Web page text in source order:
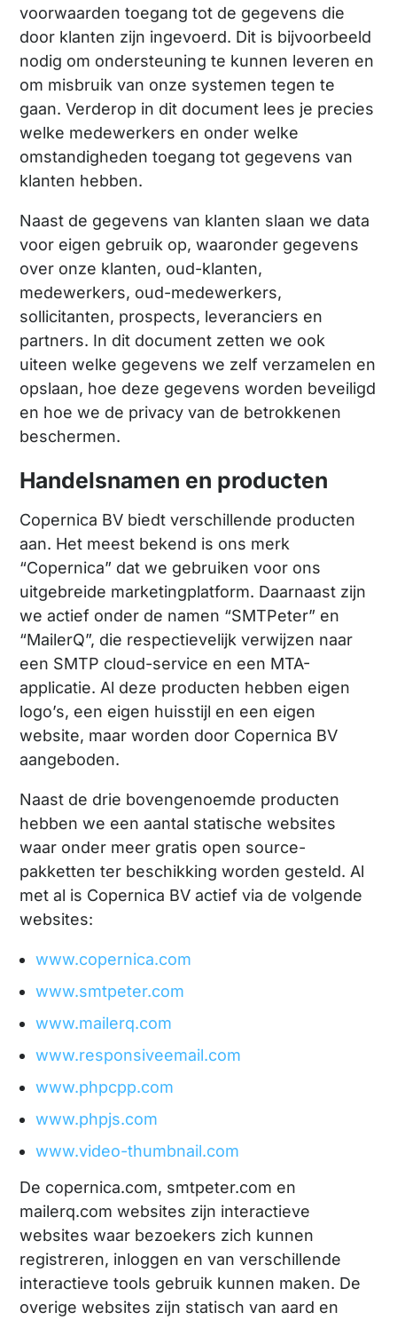
voorwaarden toegang tot de gegevens die
door klanten zijn ingevoerd. Dit is bijvoorbeeld
nodig om ondersteuning te kunnen leveren en
om misbruik van onze systemen tegen te
gaan. Verderop in dit document lees je precies
welke medewerkers en onder welke
omstandigheden toegang tot gegevens van
klanten hebben.
Naast de gegevens van klanten slaan we data
voor eigen gebruik op, waaronder gegevens
over onze klanten, oud-klanten,
medewerkers, oud-medewerkers,
sollicitanten, prospects, leveranciers en
partners. In dit document zetten we ook
uiteen welke gegevens we zelf verzamelen en
opslaan, hoe deze gegevens worden beveiligd
en hoe we de privacy van de betrokkenen
beschermen.
Handelsnamen en producten
Copernica BV biedt verschillende producten
aan. Het meest bekend is ons merk
“Copernica” dat we gebruiken voor ons
uitgebreide marketingplatform. Daarnaast zijn
we actief onder de namen “SMTPeter” en
“MailerQ”, die respectievelijk verwijzen naar
een SMTP cloud-service en een MTA-
applicatie. Al deze producten hebben eigen
logo’s, een eigen huisstijl en een eigen
website, maar worden door Copernica BV
aangeboden.
Naast de drie bovengenoemde producten
hebben we een aantal statische websites
waar onder meer gratis open source-
pakketten ter beschikking worden gesteld. Al
met al is Copernica BV actief via de volgende
websites:
www.copernica.com
www.smtpeter.com
www.mailerq.com
www.responsiveemail.com
www.phpcpp.com
www.phpjs.com
www.video-thumbnail.com
De copernica.com, smtpeter.com en
mailerq.com websites zijn interactieve
websites waar bezoekers zich kunnen
registreren, inloggen en van verschillende
interactieve tools gebruik kunnen maken. De
overige websites zijn statisch van aard en